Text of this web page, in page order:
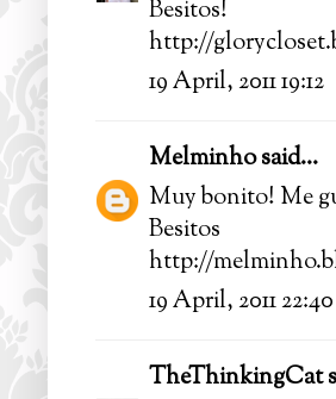
Besitos!
http://
19 April, 2011 19:12
Melminhosaid...
Muy bonito! Me
Besitos
http://
19 April, 2011 22:40
TheThinkingCat